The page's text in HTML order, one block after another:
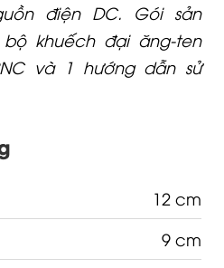
điện DC. Gói sản
khuếch đại ăng-ten
và 1 hướng dẫn sử
12 cm
9 cm